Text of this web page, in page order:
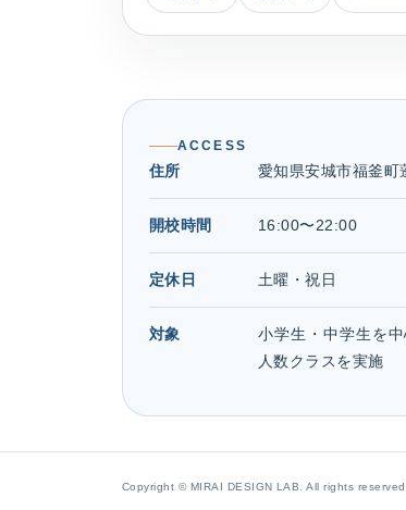
ACCESS
住所 愛知県安城市福釜町
開校時間 16:00〜22:00
定休日 土曜・祝日
対象
小学生・中学生を
人数クラスを実施
Copyright © MIRAI DESIGN LAB. All rights reserved.